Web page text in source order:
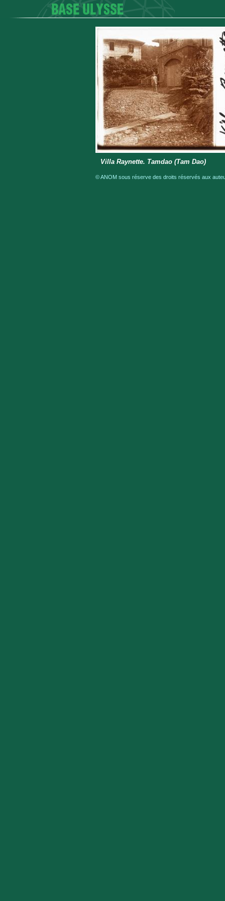
Villa Raynette. Tamdao (Tam Dao)
© ANOM sous réserve des droits réservés aux